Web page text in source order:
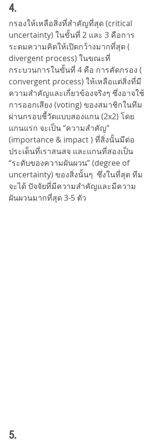
4.
กรองให้เหลือสิ่งที่สำคัญที่สุด (critical
uncertainty) ในขั้นที่ 2 และ 3 คือการ
ระดมความคิดให้เปิดกว้างมากที่สุด (
divergent process) ในขณะที่
กระบวนการในขั้นที่ 4 คือ การคัดกรอง (
convergent process) ให้เหลือแต่สิ่งที่มี
ความสำคัญและเกี่ยวข้องจริงๆ ซึ่งอาจใช้
การออกเสียง (voting) ของสมาชิกในทีม
ผ่านกรอบชี้วัดแบบสองแกน (2x2) โดย
แกนแรก จะเป็น “ความสำคัญ”
(importance & impact ) ที่สิ่งนั้นมีต่อ
ประเด็นที่เราสนสจ และแกนที่สองเป็น
“ระดับของความผันผวน” (degree of
uncertainty) ของสิ่งนั้นๆ  ซึ่งในที่สุด ทีม
จะได้ ปัจจัยที่มีความสำคัญและมีความ
ผันผวนมากที่สุด 3-5 ตัว
5.